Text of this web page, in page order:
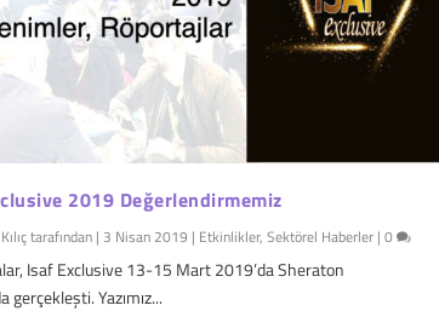
2019 Değerlendirmemiz
tarafından | 3 Nisan 2019 | Etkinlikler, Sektörel Haberler| 0
Isaf Exclusive 13-15 Mart 2019’da Sheraton
gerçekleşti. Yazımız...